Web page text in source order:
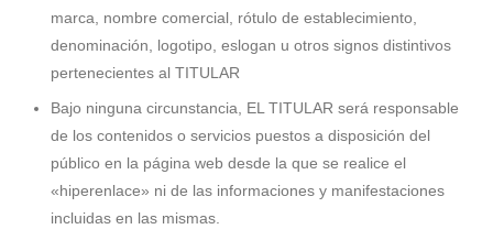
marca, nombre comercial, rótulo de establecimiento,
denominación, logotipo, eslogan u otros signos distintivos
pertenecientes al TITULAR
Bajo ninguna circunstancia, EL TITULAR será responsable
de los contenidos o servicios puestos a disposición del
público en la página web desde la que se realice el
«hiperenlace» ni de las informaciones y manifestaciones
incluidas en las mismas.